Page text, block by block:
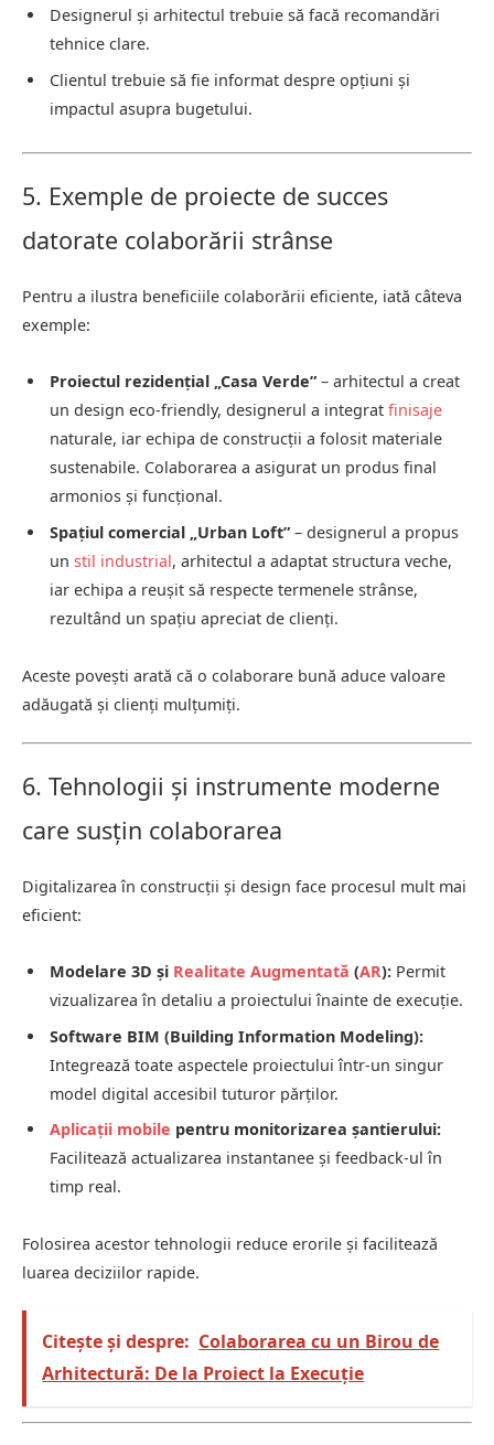
Designerul și arhitectul trebuie să facă recomandări
tehnice clare.
Clientul trebuie să fie informat despre opțiuni și
impactul asupra bugetului.
5. Exemple de proiecte de succes
datorate colaborării strânse
Pentru a ilustra beneficiile colaborării eficiente, iată câteva
exemple:
Proiectul rezidențial „Casa Verde” – arhitectul a creat
un design eco-friendly, designerul a integrat finisaje
naturale, iar echipa de construcții a folosit materiale
sustenabile. Colaborarea a asigurat un produs final
armonios și funcțional.
Spațiul comercial „Urban Loft” – designerul a propus
un stil industrial, arhitectul a adaptat structura veche,
iar echipa a reușit să respecte termenele strânse,
rezultând un spațiu apreciat de clienți.
Aceste povești arată că o colaborare bună aduce valoare
adăugată și clienți mulțumiți.
6. Tehnologii și instrumente moderne
care susțin colaborarea
Digitalizarea în construcții și design face procesul mult mai
eficient:
Modelare 3D și Realitate Augmentată (AR): Permit
vizualizarea în detaliu a proiectului înainte de execuție.
Software BIM (Building Information Modeling):
Integrează toate aspectele proiectului într-un singur
model digital accesibil tuturor părților.
Aplicații mobile pentru monitorizarea șantierului:
Facilitează actualizarea instantanee și feedback-ul în
timp real.
Folosirea acestor tehnologii reduce erorile și facilitează
luarea deciziilor rapide.
Citește și despre: Colaborarea cu un Birou de
Arhitectură: De la Proiect la Execuție